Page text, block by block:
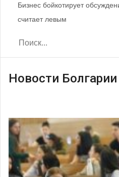
Бизнес бойкотирует
считает левым
Новости